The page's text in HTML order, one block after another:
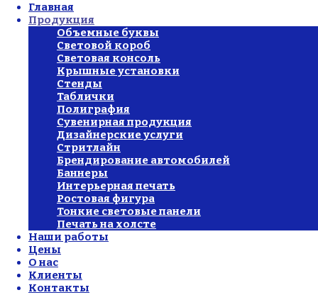
Главная
Продукция
Объемные буквы
Световой короб
Световая консоль
Крышные установки
Стенды
Таблички
Полиграфия
Сувенирная продукция
Дизайнерские услуги
Стритлайн
Брендирование автомобилей
Баннеры
Интерьерная печать
Ростовая фигура
Тонкие световые панели
Печать на холсте
Наши работы
Цены
О нас
Клиенты
Контакты